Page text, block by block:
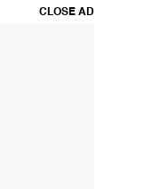
CLOSE AD